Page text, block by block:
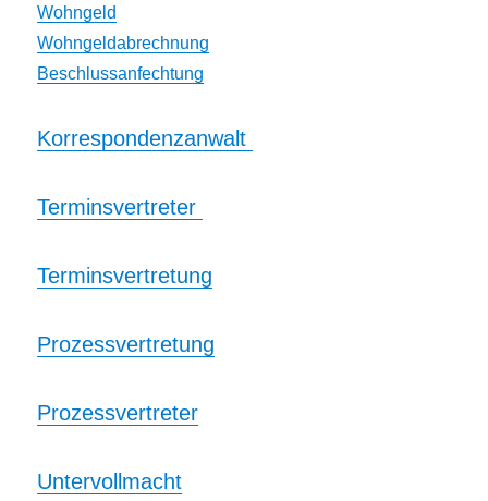
Wohngeld
Wohngeldabrechnung
Beschlussanfechtung
Korrespondenzanwalt
Terminsvertreter
Terminsvertretung
Prozessvertretung
Prozessvertreter
Untervollmacht